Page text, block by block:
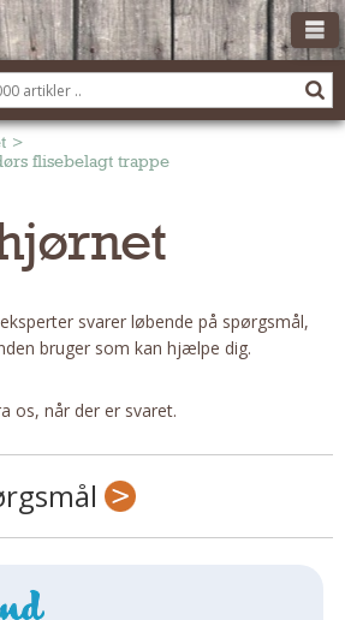
>
flisebelagt trappe
svarer løbende på spørgsmål,
bruger som kan hjælpe dig.
os, når der er svaret.